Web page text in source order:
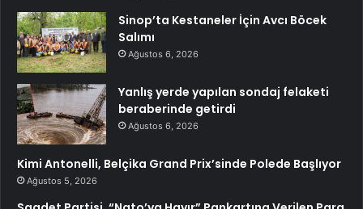
Sinop’ta Kestaneler İçin Avcı Böcek
Salımı
Ağustos 6, 2026
Yanlış yerde yapılan sondaj felaketi
beraberinde getirdi
Ağustos 6, 2026
Kimi Antonelli, Belçika Grand Prix’sinde Polede Başlıyor
Ağustos 5, 2026